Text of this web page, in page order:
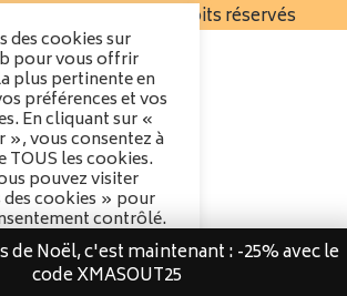
Tente Trek - Tous droits réservés
des cookies sur
pour vous offrir
plus pertinente en
préférences et vos
En cliquant sur «
», vous consentez à
TOUS les cookies.
pouvez visiter
des cookies » pour
contrôlé.
Noël, c'est maintenant : -25% avec le
code XMASOUT25